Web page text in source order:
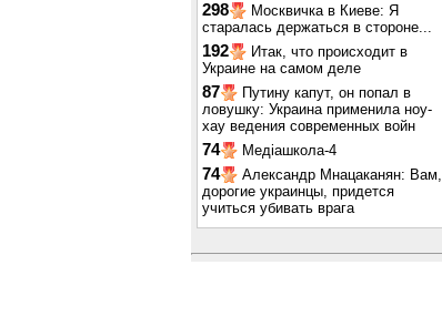
298
Москвичка в Киеве: Я
старалась держаться в стороне...
192
Итак, что происходит в
Украине на самом деле
87
Путину капут, он попал в
ловушку: Украина применила ноу-
хау ведения современных войн
74 Медіашкола-4
74
Александр Мнацаканян: Вам,
дорогие украинцы, придется
учиться убивать врага